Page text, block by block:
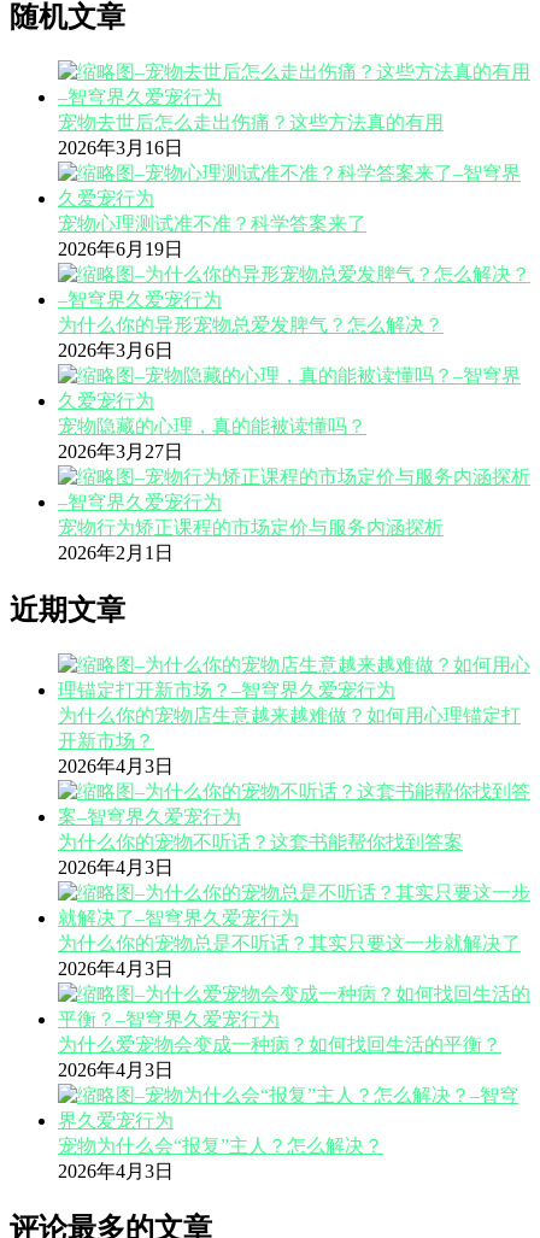
随机文章
宠物去世后怎么走出伤痛？这些方法真的有用
2026年3月16日
宠物心理测试准不准？科学答案来了
2026年6月19日
为什么你的异形宠物总爱发脾气？怎么解决？
2026年3月6日
宠物隐藏的心理，真的能被读懂吗？
2026年3月27日
宠物行为矫正课程的市场定价与服务内涵探析
2026年2月1日
近期文章
为什么你的宠物店生意越来越难做？如何用心理锚定打
开新市场？
2026年4月3日
为什么你的宠物不听话？这套书能帮你找到答案
2026年4月3日
为什么你的宠物总是不听话？其实只要这一步就解决了
2026年4月3日
为什么爱宠物会变成一种病？如何找回生活的平衡？
2026年4月3日
宠物为什么会“报复”主人？怎么解决？
2026年4月3日
评论最多的文章